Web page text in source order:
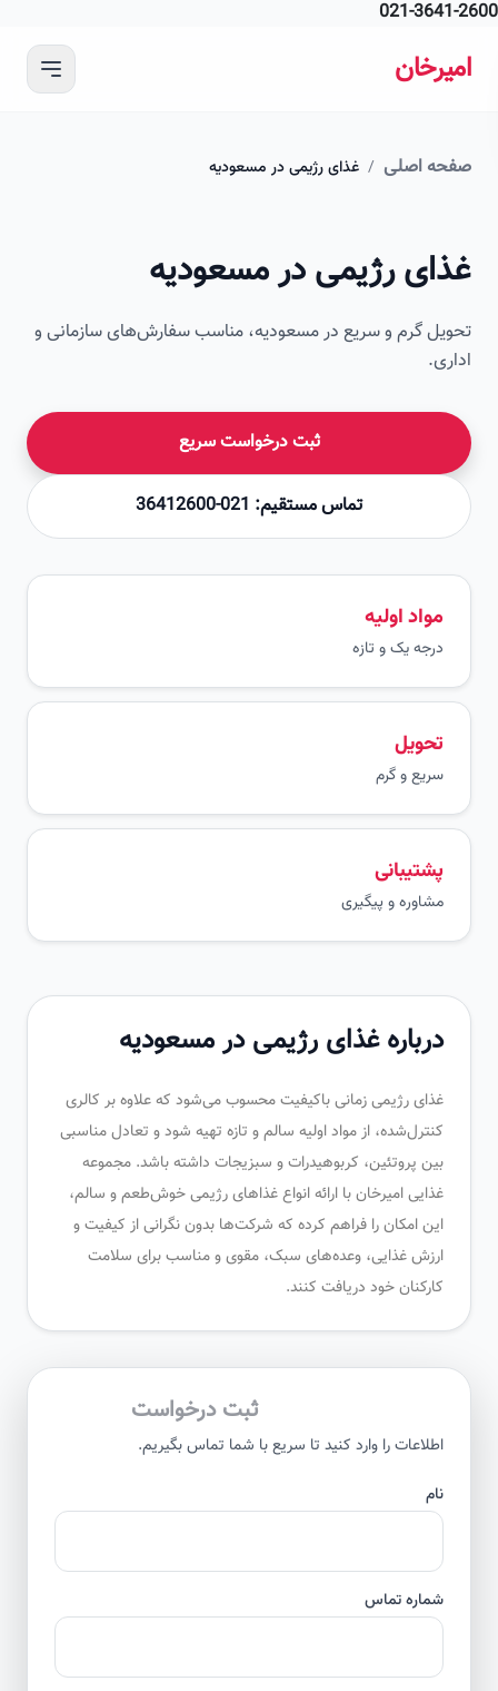
021-
اصلی / غذای رژیمی در مسعودیه
رژیمی در مسعودیه
گرم و سریع در مسعودیه، مناسب سفارش‌های سازمانی و
ثبت درخواست سریع
تماس مستقیم: 021-36412600
مواد اولیه
درجه یک و تازه
سریع و گرم
پشتیبانی
مشاوره و پیگیری
درباره غذای رژیمی در مسعودیه
غذای رژیمی زمانی باکیفیت محسوب می‌شود که علاوه بر کالری
کنترل‌شده، از مواد اولیه سالم و تازه تهیه شود و تعادل مناسبی
بین پروتئین، کربوهیدرات و سبزیجات داشته باشد. مجموعه
غذایی امیرخان با ارائه انواع غذاهای رژیمی خوش‌طعم و سالم،
این امکان را فراهم کرده که شرکت‌ها بدون نگرانی از کیفیت و
ارزش غذایی، وعده‌های سبک، مقوی و مناسب برای سلامت
کارکنان خود دریافت کنند.
ثبت درخواست
اطلاعات را وارد کنید تا سریع با شما تماس بگیریم.
شماره تماس